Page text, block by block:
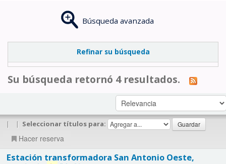
Búsqueda avanzada
Refinar su búsqueda
Su búsqueda retornó 4 resultados.
| | Seleccionar títulos para:
Hacer reserva
Estación transformadora San Antonio Oeste,